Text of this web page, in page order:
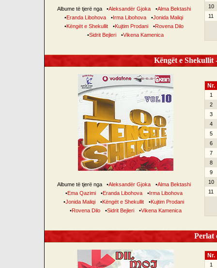
Albume të tjerë nga •Aleksandër Gjoka •Alma Bektashi
•Eranda Libohova •Irma Libohova •Jonida Maliqi
•Këngët e Shekullit •Kujtim Prodani •Rovena Dilo
•Sidrit Bejleri •Vikena Kamenica
10
11
Këngët e
Albume të tjerë nga •Aleksandër Gjoka •Alma Bektashi
•Ema Qazimi •Eranda Libohova •Irma Libohova
•Jonida Maliqi •Këngët e Shekullit •Kujtim Prodani
•Rovena Dilo •Sidrit Bejleri •Vikena Kamenica
Nr.
1
2
3
4
5
6
7
8
9
10
11
Perlat
Nr.
1